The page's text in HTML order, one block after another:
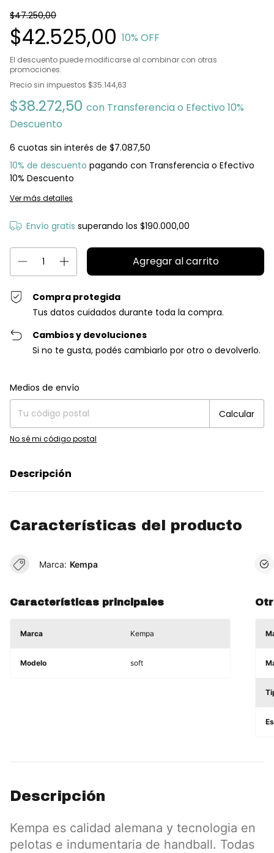
$47.250,00
$42.525,00 10% OFF
El descuento puede modificarse al combinar con otras
promociones.
Precio sin impuestos $35.144,63
$38.272,50 con Transferencia o Efectivo 10%
Descuento
6 cuotas sin interés de $7.087,50
10% de descuento pagando con Transferencia o Efectivo
10% Descuento
Ver más detalles
Envío gratis superando los $190.000,00
Compra protegida
Tus datos cuidados durante toda la compra.
Cambios y devoluciones
Si no te gusta, podés cambiarlo por otro o devolverlo.
Entregas para el CP:
Medios de envío
Calcular
No sé mi código postal
Descripción
Características del producto
Marca: Kempa
Características principales
Marca Kempa
Modelo soft
Descripción
Kempa es calidad alemana y tecnologia en
pelotas e indumentaria de handball. Todas